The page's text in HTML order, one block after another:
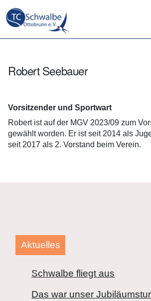
Robert Seebauer
Vorsitzender und Sportwart
Robert ist auf der MGV 2023/09 zum
gewählt worden. Er ist seit 2014 als
seit 2017 als 2. Vorstand beim Verein.
Aktuelles
Schwalbe fliegt aus
Das war unser